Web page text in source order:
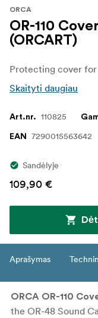
ORCA
OR-110
(ORCART)
Skaityti daugiau
Art.nr. 110825
EAN 7290015563642
Sandėlyje
109,90 €
Aprašymas
ORCA OR-110
the OR-48 Sound